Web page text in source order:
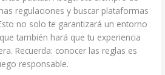
regulaciones y buscar plataformas
no solo te garantizará un entorno
también hará que tu experiencia
Recuerda: conocer las reglas es
responsable.